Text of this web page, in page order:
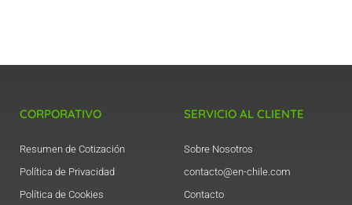
CORPORATIVO
Resumen de Cotización
Política de Privacidad
Política de Cookies
SERVICIO AL CLIENTE
Sobre Nosotros
contacto@en-chile.com
Contacto